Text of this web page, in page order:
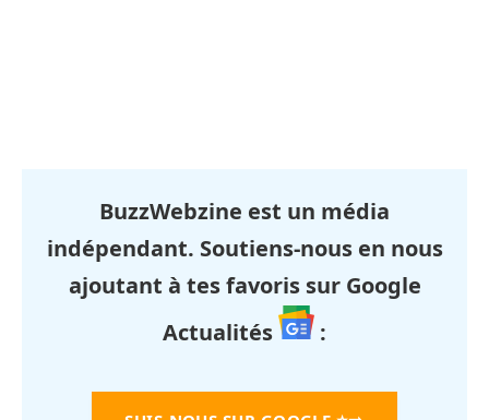
BuzzWebzine est un média
indépendant. Soutiens-nous en nous
ajoutant à tes favoris sur Google
Actualités
: